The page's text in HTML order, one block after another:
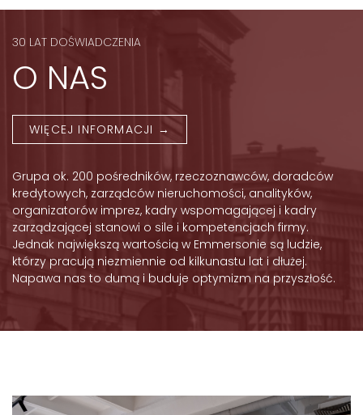
30 LAT DOŚWIADCZENIA
O NAS
WIĘCEJ INFORMACJI →
Grupa ok. 200 pośredników, rzeczoznawców, doradców
kredytowych, zarządców nieruchomości, analityków,
organizatorów imprez, kadry wspomagającej i kadry
zarządzającej stanowi o sile i kompetencjach firmy.
Jednak największą wartością w Emmersonie są ludzie,
którzy pracują niezmiennie od kilkunastu lat i dłużej.
Napawa nas to dumą i buduje optymizm na przyszłość.